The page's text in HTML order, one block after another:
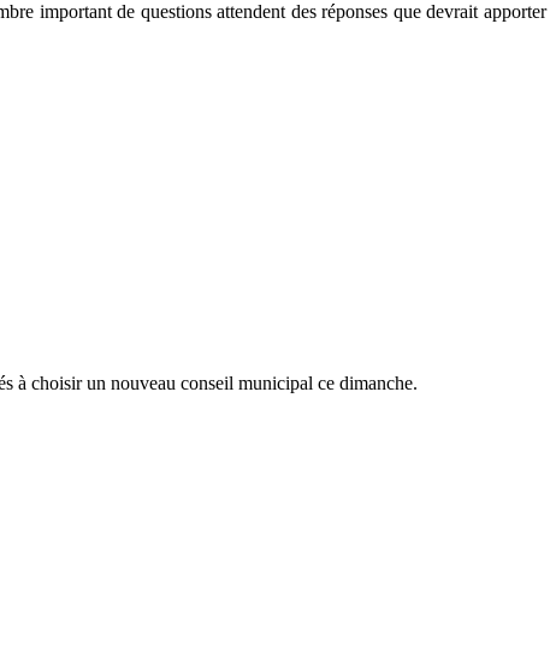
important de questions attendent des réponses que devrait apporter
à choisir un nouveau conseil municipal ce dimanche.